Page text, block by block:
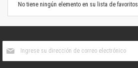
No tiene ningún elemento en su lista de favoritos.
boletín